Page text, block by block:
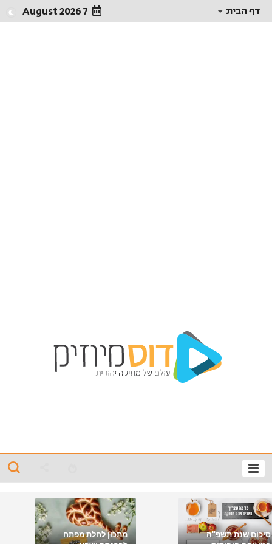
דף הבית 7 August 2026
סיכום שנת תשפ"ה
מתכון לחלת מפתח